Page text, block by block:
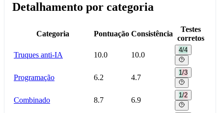
Detalhamento por categoria
Categoria Pontuação Consistência
Testes
corretos
Truques anti-IA
10.0 10.0
4/4
Programação 6.2 4.7
1/3
Combinado 8.7 6.9
1/2